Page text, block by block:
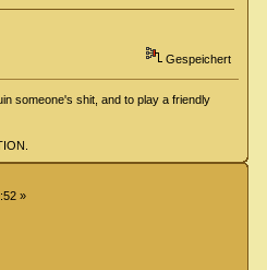
Gespeichert
someone's shit, and to play a friendly
»